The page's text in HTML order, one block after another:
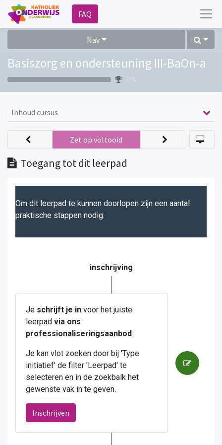
FAQ
Nav
Basiszorg en ondersteuning III-BaOn-a
0 %
Inhoud cursus
Toegang tot dit leerpad
Zet op voltooid
Om dit leerpad te kunnen doorlopen zijn een aantal
praktische stappen nodig:
inschrijving
Je schrijft je in voor het juiste
leerpad via ons
professionaliseringsaanbod.
Je kan vlot zoeken door bij 'Type
initiatief' de filter 'Leerpad' te
selecteren en in de zoekbalk het
gewenste vak in te geven.
Inschrijven